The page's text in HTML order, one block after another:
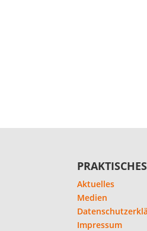
PRAKTISCHES
Aktuelles
Medien
Impressum